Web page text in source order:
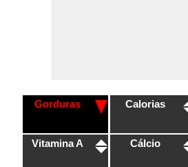
Gorduras Calorias
Vitamina A Cálcio